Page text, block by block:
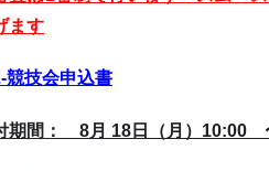
ます
競技会申込書
期間： 8月 18日（月）10:00